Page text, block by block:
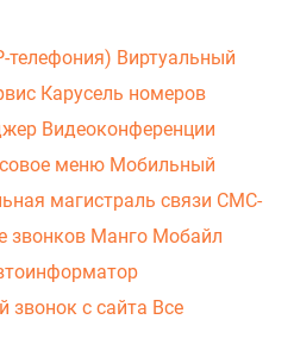
телефония) Виртуальный
Карусель номеров
Видеоконференции
меню Мобильный
магистраль связи СМС-
звонков Манго Мобайл
звонок с сайта Все